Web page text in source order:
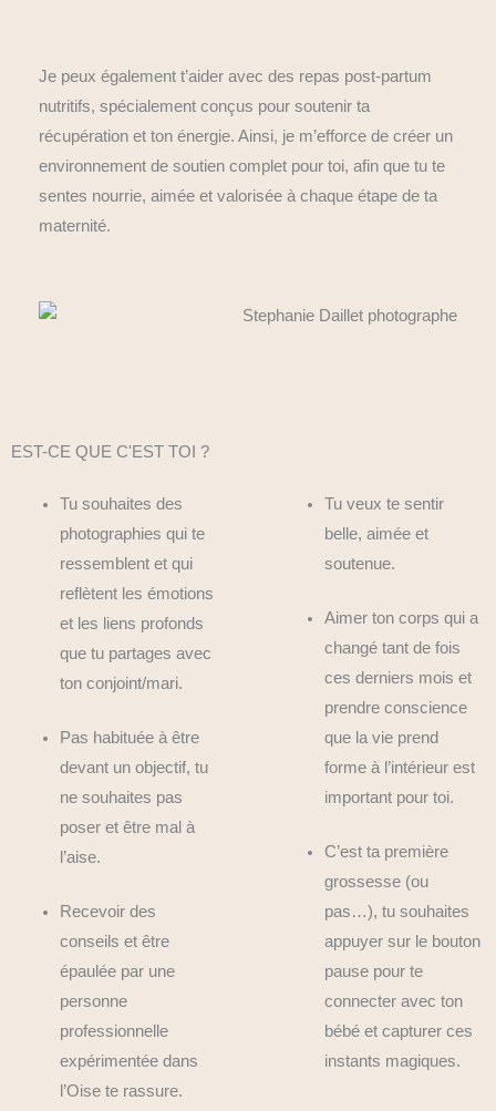
Je peux également t’aider avec des repas post-partum
nutritifs, spécialement conçus pour soutenir ta
récupération et ton énergie. Ainsi, je m’efforce de créer un
environnement de soutien complet pour toi, afin que tu te
sentes nourrie, aimée et valorisée à chaque étape de ta
maternité.
EST-CE QUE C'EST TOI ?
Tu souhaites des
photographies qui te
ressemblent et qui
reflètent les émotions
et les liens profonds
que tu partages avec
ton conjoint/mari.
Pas habituée à être
devant un objectif, tu
ne souhaites pas
poser et être mal à
l’aise.
Recevoir des
conseils et être
épaulée par une
personne
professionnelle
expérimentée dans
l’Oise te rassure.
Tu veux te sentir
belle, aimée et
soutenue.
Aimer ton corps qui a
changé tant de fois
ces derniers mois et
prendre conscience
que la vie prend
forme à l’intérieur est
important pour toi.
C’est ta première
grossesse (ou
pas…), tu souhaites
appuyer sur le bouton
pause pour te
connecter avec ton
bébé et capturer ces
instants magiques.